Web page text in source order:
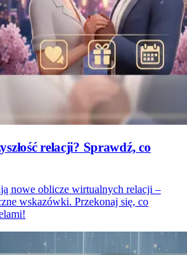
relacji? Sprawdź, co
nowe oblicze wirtualnych relacji –
wskazówki. Przekonaj się, co